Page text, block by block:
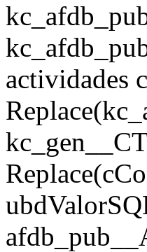
actividades